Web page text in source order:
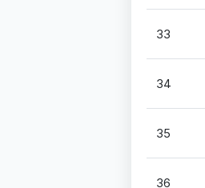
33
34
35
36